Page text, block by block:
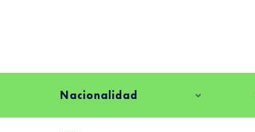
Nacionalidad